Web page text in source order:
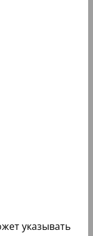
указывать